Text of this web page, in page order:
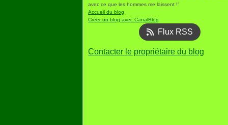
avec ce que les hommes me laissent !"
Accueil du blog
Créer un blog avec CanalBlog
Flux RSS
Contacter le propriétaire du blog